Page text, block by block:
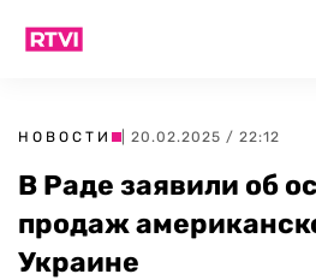
НОВОСТИ | 20.02.2025 / 22:12
В Раде заявили об
продаж
Украине